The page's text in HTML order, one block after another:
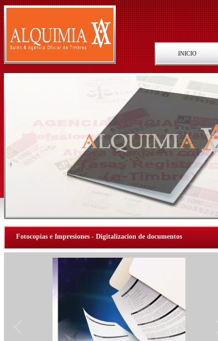
INICIO
Fotocopias e Impresiones - Digitalizacion de documentos